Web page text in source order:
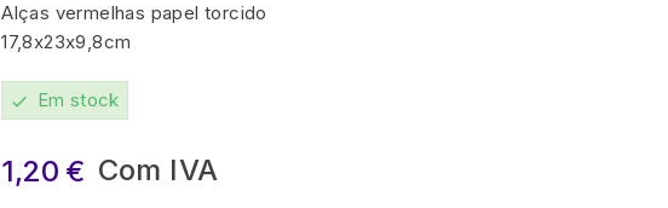
Alças vermelhas papel torcido
17,8x23x9,8cm
check Em stock
1,20 € Com IVA